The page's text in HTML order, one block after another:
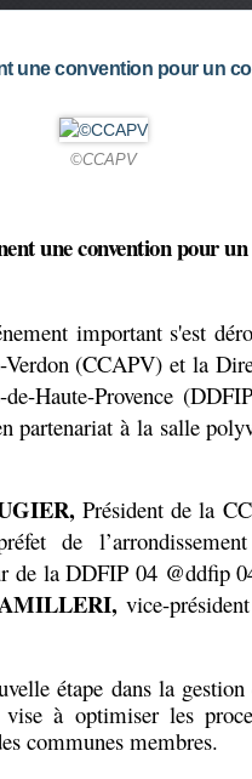
une convention pour un
©CCAPV
une convention pour un
important s'est
(CCAPV) et la
Haute-Provence
partenariat à la salle
de
de la DDFIP 04 @ddfip
vice-
étape dans la
à optimiser les
communes membres.